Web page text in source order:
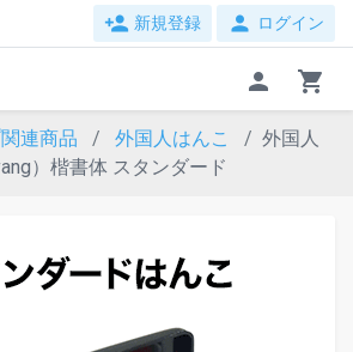
person_add 新規登録 person ログイン
person shopping_cart
連商品 外国人はんこ
外国人
）楷書体 スタンダード